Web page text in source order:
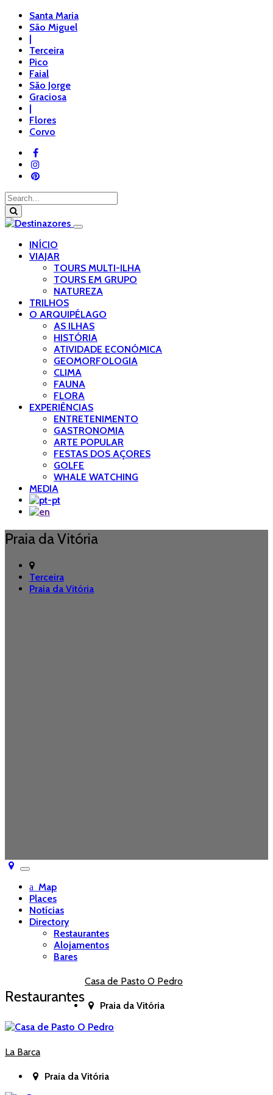
Santa Maria
São Miguel
|
Terceira
Pico
Faial
São Jorge
Graciosa
|
Flores
Corvo
INÍCIO
VIAJAR
TOURS MULTI-ILHA
TOURS EM GRUPO
NATUREZA
TRILHOS
O ARQUIPÉLAGO
AS ILHAS
HISTÓRIA
ATIVIDADE ECONÓMICA
GEOMORFOLOGIA
CLIMA
FAUNA
FLORA
EXPERIÊNCIAS
ENTRETENIMENTO
GASTRONOMIA
ARTE POPULAR
FESTAS DOS AÇORES
GOLFE
WHALE WATCHING
MEDIA
Praia da Vitória
Terceira
Praia da Vitória
Toggle
navigation
Map
Places
Notícias
Directory
Restaurantes
Alojamentos
Bares
Restaurantes
Casa de Pasto O Pedro
Praia da Vitória
La Barca
Praia da Vitória